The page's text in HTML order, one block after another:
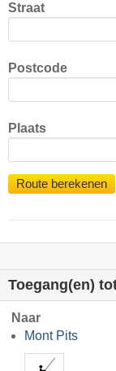
Straat
Postcode
Plaats
Route berekenen
Toegang(en)
Naar
Mont Pits